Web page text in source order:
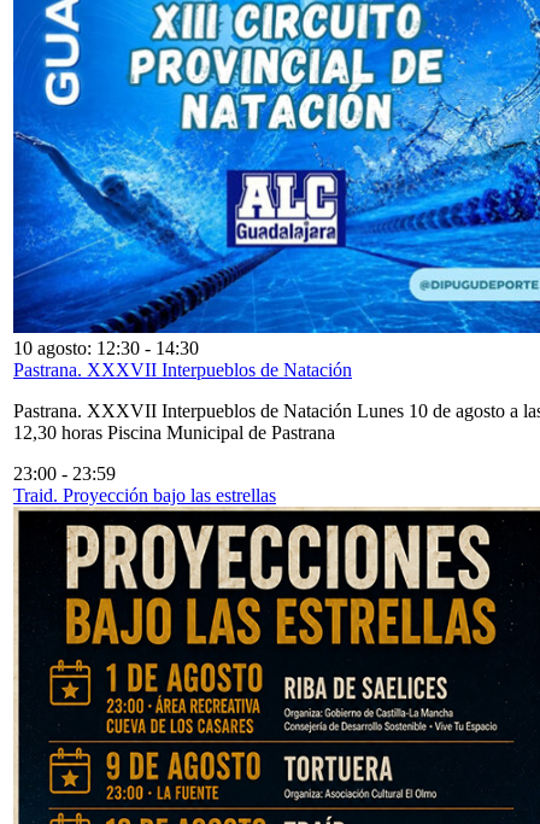
10 agosto: 12:30 - 14:30
Pastrana. XXXVII Interpueblos de Natación
Pastrana. XXXVII Interpueblos de Natación Lunes 10 de agosto a
12,30 horas Piscina Municipal de Pastrana
23:00 - 23:59
Traid. Proyección bajo las estrellas